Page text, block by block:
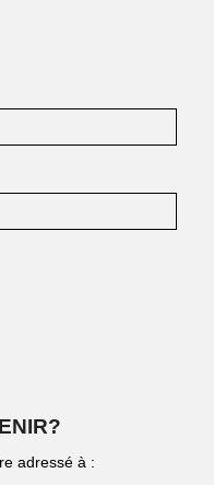
adressé à :